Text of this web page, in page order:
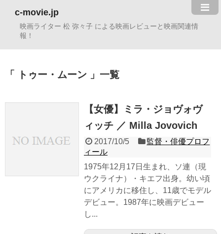
c-movie.jp
映画ライター 松 弥々子 による映画レビューと映画関連情
報！
トゥー・ムーン 一覧
【女優】ミラ・ジョヴォヴ
ィッチ ／ Milla Jovovich
2017/10/5
監督・俳優プロフ
ィール
1975年12月17日生まれ、ソ連（現
ウクライナ）・キエフ出身。幼い頃
にアメリカに移住し、11歳でモデル
デビュー。1987年に映画デビュー
し...